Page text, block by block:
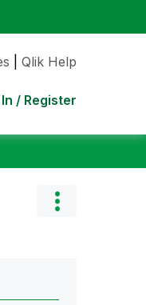
Qlik Help
/ Register